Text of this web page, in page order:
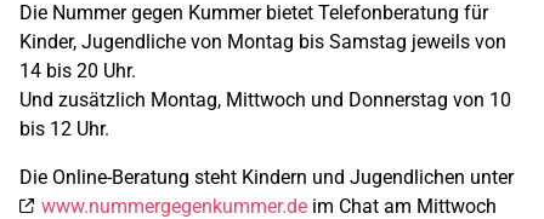
Die Nummer gegen Kummer bietet Telefonberatung für
Kinder, Jugendliche von Montag bis Samstag jeweils von
14 bis 20 Uhr.
Und zusätzlich Montag, Mittwoch und Donnerstag von 10
bis 12 Uhr.
Die Online-Beratung steht Kindern und Jugendlichen unter
www.nummergegenkummer.de im Chat am Mittwoch